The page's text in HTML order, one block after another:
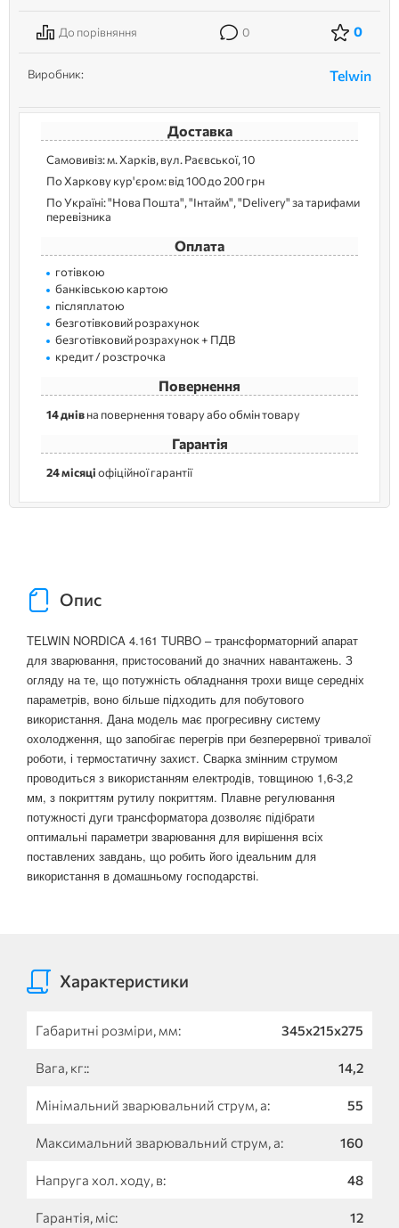
До порівняння 0 0
Виробник: Telwin
Доставка
Самовивіз: м. Харків, вул. Раєвської, 10
По Харкову кур'єром: від 100 до 200 грн
По Україні: "Нова Пошта", "Інтайм", "Delivery" за тарифами
перевізника
Оплата
готівкою
банківською картою
післяплатою
безготівковий розрахунок
безготівковий розрахунок + ПДВ
кредит / розстрочка
Повернення
14 днівна повернення товару або обмін товару
Гарантія
24 місяціофіційної гарантії
Опис
TELWIN NORDICA 4.161 TURBO – трансформаторний апарат
для зварювання, пристосований до значних навантажень. З
огляду на те, що потужність обладнання трохи вище середніх
параметрів, воно більше підходить для побутового
використання. Дана модель має прогресивну систему
охолодження, що запобігає перегрів при безперервної тривалої
роботи, і термостатичну захист. Сварка змінним струмом
проводиться з використанням електродів, товщиною 1,6-3,2
мм, з покриттям рутилу покриттям. Плавне регулювання
потужності дуги трансформатора дозволяє підібрати
оптимальні параметри зварювання для вирішення всіх
поставлених завдань, що робить його ідеальним для
використання в домашньому господарстві.
Характеристики
Габаритні розміри, мм: 345x215x275
Вага, кг:: 14,2
Мінімальний зварювальний струм, а: 55
Максимальний зварювальний струм, а: 160
Напруга хол. ходу, в: 48
Гарантія, міс: 12